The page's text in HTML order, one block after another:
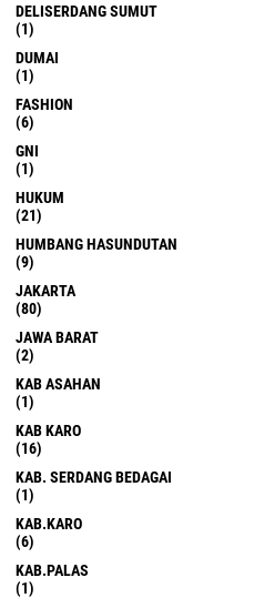
DELISERDANG SUMUT
(1)
DUMAI
(1)
FASHION
(6)
GNI
(1)
HUKUM
(21)
HUMBANG HASUNDUTAN
(9)
JAKARTA
(80)
JAWA BARAT
(2)
KAB ASAHAN
(1)
KAB KARO
(16)
KAB. SERDANG BEDAGAI
(1)
KAB.KARO
(6)
KAB.PALAS
(1)